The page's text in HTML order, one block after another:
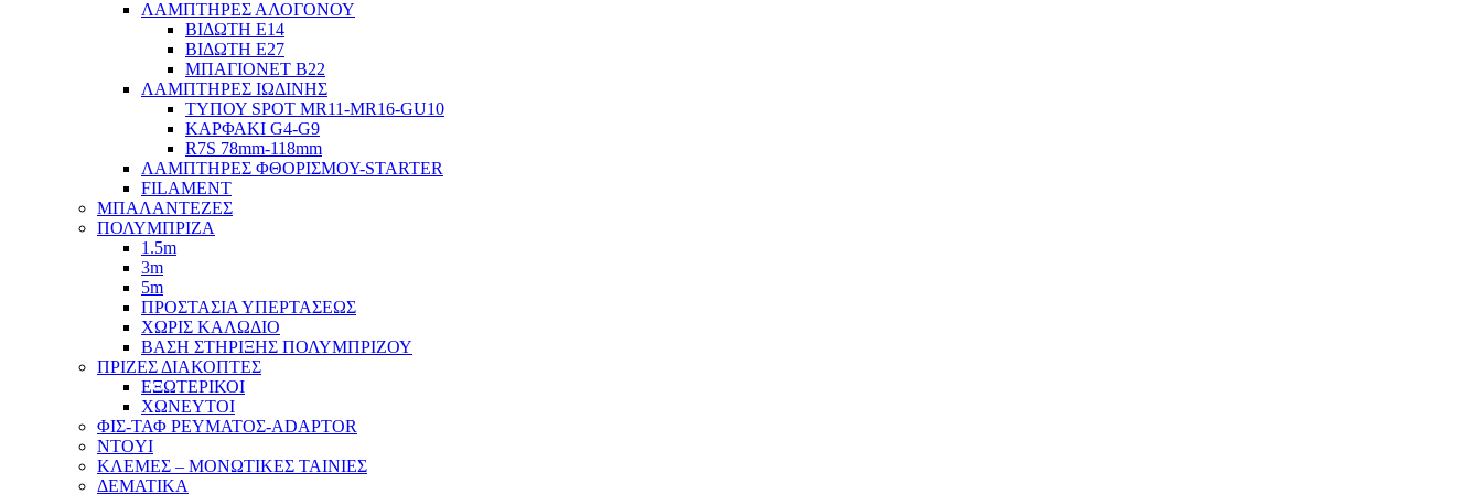
ΛΑΜΠΤΗΡΕΣ ΑΛΟΓΟΝΟΥ
ΒΙΔΩΤΗ Ε14
ΒΙΔΩΤΗ Ε27
ΜΠΑΓΙΟΝΕΤ Β22
ΛΑΜΠΤΗΡΕΣ ΙΩΔΙΝΗΣ
ΤΥΠΟΥ SPOT MR11-MR16-GU10
ΚΑΡΦΑΚΙ G4-G9
R7S 78mm-118mm
ΛΑΜΠΤΗΡΕΣ ΦΘΟΡΙΣΜΟΥ-STARTER
FILAMENT
ΜΠΑΛΑΝΤΕΖΕΣ
ΠΟΛΥΜΠΡΙΖΑ
1.5m
3m
5m
ΠΡΟΣΤΑΣΙΑ ΥΠΕΡΤΑΣΕΩΣ
ΧΩΡΙΣ ΚΑΛΩΔΙΟ
ΒΑΣΗ ΣΤΗΡΙΞΗΣ ΠΟΛΥΜΠΡΙΖΟΥ
ΠΡΙΖΕΣ ΔΙΑΚΟΠΤΕΣ
ΕΞΩΤΕΡΙΚΟΙ
ΧΩΝΕΥΤΟΙ
ΦΙΣ-ΤΑΦ ΡΕΥΜΑΤΟΣ-ADAPTOR
NTOYI
ΚΛΕΜΕΣ – ΜΟΝΩΤΙΚΕΣ ΤΑΙΝΙΕΣ
ΔΕΜΑΤΙΚΑ